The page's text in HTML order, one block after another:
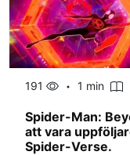
191 1 min
Spider-Man:
att vara
Spider-Verse.